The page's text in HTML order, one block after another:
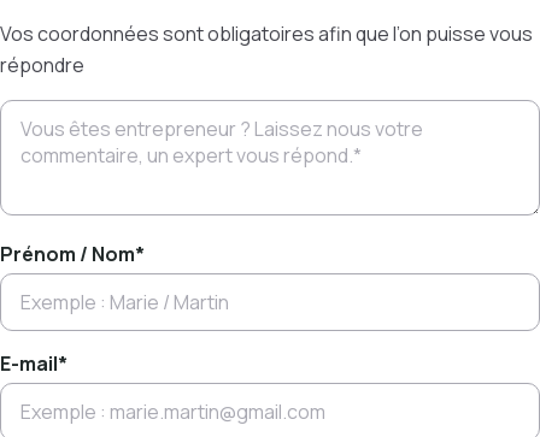
Vos coordonnées sont obligatoires afin que l’on puisse vous
répondre
Prénom / Nom*
E-mail*